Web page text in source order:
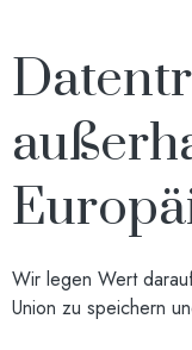
Wir legen Wert
Union zu speichern